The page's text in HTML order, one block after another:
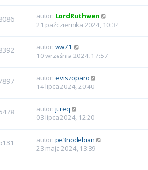
autor: LordRuthwen
21 października 2024, 10:34
autor: ww71
10 września 2024, 17:57
autor: elviszoparo
14 lipca 2024, 20:40
autor: jureq
03 lipca 2024, 12:20
autor: pe3nodebian
23 maja 2024, 13:39